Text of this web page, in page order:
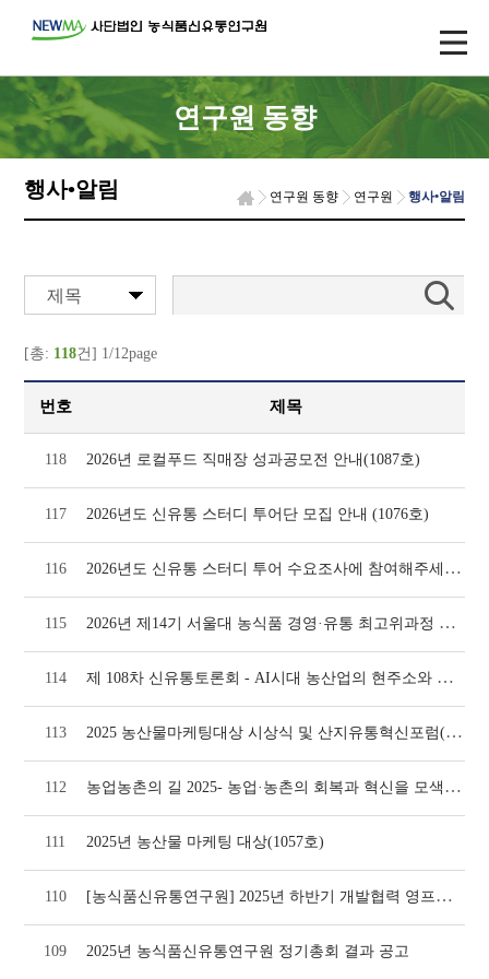
연구원 동향
행사•알림 연구원 동향 연구원 행사•알림
제목
[총: 118건] 1/12page
번호 제목
118 2026년 로컬푸드 직매장 성과공모전 안내(1087호)
117 2026년도 신유통 스터디 투어단 모집 안내 (1076호)
116 2026년도 신유통 스터디 투어 수요조사에 참여해주세요!(1074호)
115 2026년 제14기 서울대 농식품 경영·유통 최고위과정 모집 안내(1073호)
114 제 108차 신유통토론회 - AI시대 농산업의 현주소와 미래 대응방안(1064호)
113 2025 농산물마케팅대상 시상식 및 산지유통혁신포럼(1064호)
112 농업농촌의 길 2025- 농업·농촌의 회복과 혁신을 모색하자(1058호)
111 2025년 농산물 마케팅 대상(1057호)
110 [농식품신유통연구원] 2025년 하반기 개발협력 영프로페셔널(YP) 모집
109 2025년 농식품신유통연구원 정기총회 결과 공고